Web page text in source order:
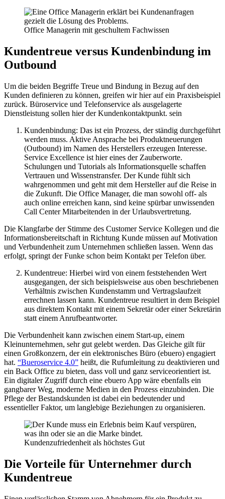
Office Managerin mit geschultem Fachwissen
Kundentreue versus Kundenbindung im
Outbound
Um die beiden Begriffe Treue und Bindung in Bezug auf den
Kunden definieren zu können, greifen wir hier auf ein Praxisbeispiel
zurück. Büroservice und Telefonservice als ausgelagerte
Dienstleistung sollen hier der Kundenkontaktpunkt. sein
Kundenbindung: Das ist ein Prozess, der ständig durchgeführt
werden muss. Aktive Ansprache bei Produktneuerungen
(Outbound) im Namen des Herstellers erzeugen Interesse.
Service Excellence ist hier eines der Zauberworte.
Schulungen und Tutorials als Informationsquelle schaffen
Vertrauen und Wissenstransfer. Der Kunde fühlt sich
wahrgenommen und geht mit dem Hersteller auf die Reise in
die Zukunft. Die Office Manager, die man sowohl off- als
auch online erreichen kann, sind keine spürbar unwissenden
Call Center Mitarbeitenden in der Urlaubsvertretung.
Die Klangfarbe der Stimme des Customer Service Kollegen und die
Informationsbereitschaft in Richtung Kunde müssen auf Motivation
und Verbundenheit zum Unternehmen schließen lassen. Wenn das
erfolgt, springt der Funke schon beim Kontakt per Telefon über.
Kundentreue: Hierbei wird von einem feststehenden Wert
ausgegangen, der sich beispielsweise aus oben beschriebenen
Verhältnis zwischen Kundenstamm und Vertragslaufzeit
errechnen lassen kann. Kundentreue resultiert in dem Beispiel
aus direktem Kontakt mit einem Sekretär oder einer Sekretärin
statt einem Anrufbeantworter.
Die Verbundenheit kann zwischen einem Start-up, einem
Kleinunternehmen, sehr gut gelebt werden. Das Gleiche gilt für
einen Großkonzern, der ein elektronisches Büro (ebuero) engagiert
hat. “Bueroservice 4.0” heißt, die Rufumleitung zu deaktivieren und
ein Back Office zu bieten, dass voll und ganz serviceorientiert ist.
Ein digitaler Zugriff durch eine ebuero App wäre ebenfalls ein
gangbarer Weg, moderne Medien in den Prozess einzubinden. Die
Pflege der Bestandskunden ist dabei ein bedeutender und
essentieller Faktor, um langlebige Beziehungen zu organisieren.
Kundenzufriedenheit als höchstes Gut
Die Vorteile für Unternehmer durch
Kundentreue